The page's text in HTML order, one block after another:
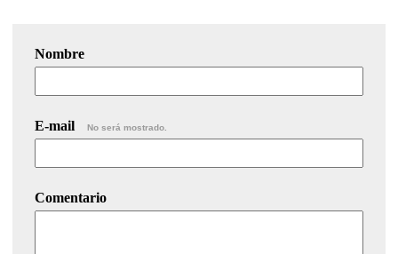
Nombre
E-mail No será mostrado.
Comentario